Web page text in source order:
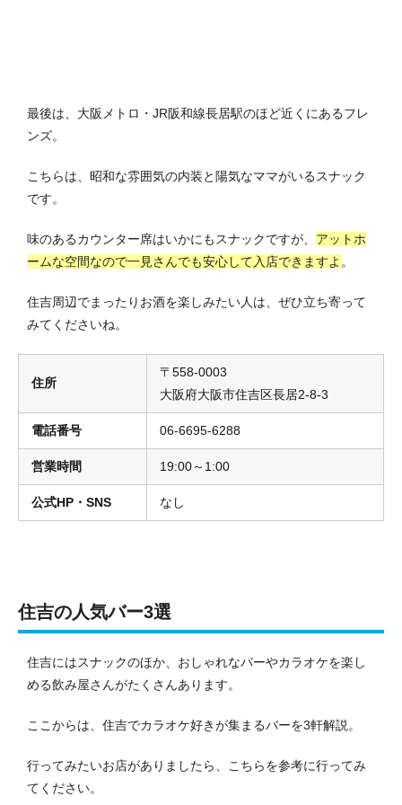
最後は、大阪メトロ・JR阪和線長居駅のほど近くにあるフレ
ンズ。
こちらは、昭和な雰囲気の内装と陽気なママがいるスナック
です。
味のあるカウンター席はいかにもスナックですが、 アットホ
ームな空間なので一見さんでも安心して入店できますよ 。
住吉周辺でまったりお酒を楽しみたい人は、ぜひ立ち寄って
みてくださいね。
住所
〒558-0003
大阪府大阪市住吉区長居2-8-3
電話番号 06-6695-6288
営業時間 19:00～1:00
公式HP・SNS なし
住吉の人気バー3選
住吉にはスナックのほか、おしゃれなバーやカラオケを楽し
める飲み屋さんがたくさんあります。
ここからは、住吉でカラオケ好きが集まるバーを3軒解説。
行ってみたいお店がありましたら、こちらを参考に行ってみ
てください。